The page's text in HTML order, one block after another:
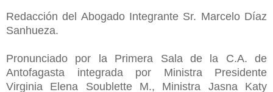
Redacción del Abogado Integrante Sr. Marcelo Díaz
Sanhueza.
Pronunciado por la Primera Sala de la C.A. de
Antofagasta integrada por Ministra Presidente
Virginia Elena Soublette M., Ministra Jasna Katy